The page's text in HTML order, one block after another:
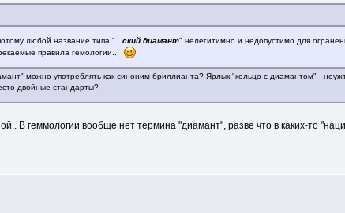
любой название типа "... ский диамант" нелегитимно и недопустимо для
правила гемологии..
можно употреблять как синоним бриллианта? Ярлык "кольцо с диамантом" -
двойные стандарты?
В геммологии вообще нет термина "диамант", разве что в каких-то